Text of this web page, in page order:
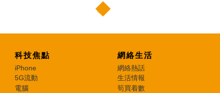
科技焦點
iPhone
5G流動
電腦
網絡生活
網絡熱話
生活情報
筍買着數